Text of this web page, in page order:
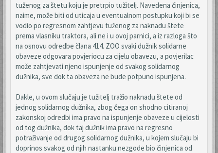
tuženog za štetu koju je pretrpio tužitelj. Navedena činjenica,
naime, može biti od uticaja u eventualnom postupku koji bi se
vodio po regresnom zahtjevu tuženog za naknadu štete
prema vlasniku traktora, ali ne i u ovoj parnici, a iz razloga što
na osnovu odredbe člana 414. ZOO svaki dužnik solidarne
obaveze odgovara povjeriocu za cijelu obavezu, a povjerilac
može zahtjevati njeno ispunjenje od svakog solidarnog
dužnika, sve dok ta obaveza ne bude potpuno ispunjena.
Dakle, u ovom slučaju je tužitelj tražio naknadu štete od
jednog solidarnog dužnika, zbog čega on shodno citiranoj
zakonskoj odredbi ima pravo na ispunjenje obaveze u cijelosti
od tog dužnika, dok taj dužnik ima pravo na regresno
potraživanje od drugog solidarnog dužnika, u kojem slučaju bi
doprinos svakog od njih nastanku nezgode bio činjenica od